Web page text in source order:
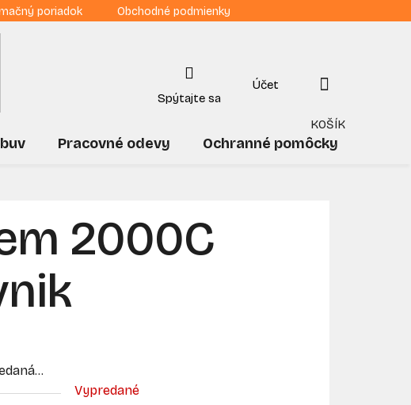
poriadok Obchodné podmienky
NÁKUPNÝ
KOŠÍK
Pracovné odevy Ochranné pomôcky
2000C
Vypredané